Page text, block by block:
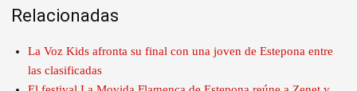
Relacionadas
La Voz Kids afronta su final con una joven de Estepona entre
las clasificadas